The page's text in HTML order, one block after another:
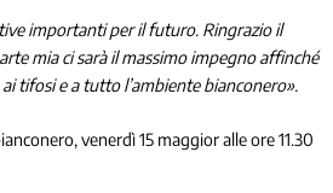
importanti per il futuro. Ringrazio il
mia ci sarà il massimo impegno affinché
tifosi e a tutto l’ambiente bianconero».
venerdì 15 maggior alle ore 11.30